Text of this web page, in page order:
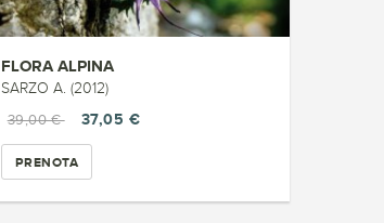
FLORA ALPINA
SARZO A. (2012)
39,00 €
37,05 €
PRENOTA